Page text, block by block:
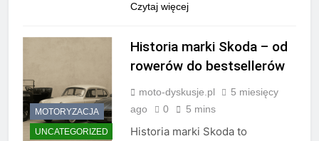
Czytaj więcej
MOTORYZACJA
UNCATEGORIZED
Historia marki Skoda – od
rowerów do bestsellerów
moto-dyskusje.pl
5 miesięcy
ago
0 5 mins
Historia marki Skoda to